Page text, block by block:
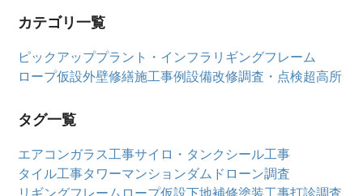
カテゴリ一覧
ピックアッププラント・インフラ リギングフレーム
ロープ仮設外壁修繕施工事例設備改修調査・点検超高所
タグ一覧
エアコンガラス工事サイロ・タンク シール工事
タイル工事タワーマンションダム ドローン調査